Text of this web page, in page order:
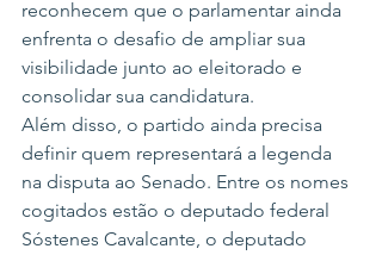
reconhecem que o parlamentar ainda
enfrenta o desafio de ampliar sua
visibilidade junto ao eleitorado e
consolidar sua candidatura.
Além disso, o partido ainda precisa
definir quem representará a legenda
na disputa ao Senado. Entre os nomes
cogitados estão o deputado federal
Sóstenes Cavalcante, o deputado